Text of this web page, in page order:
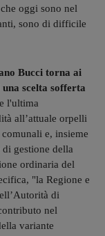
oggi sono nel
sono di difficile
Bucci torna ai
scelta sofferta
l'ultima
all’attuale orpelli
e, insieme
gestione della
ordinaria del
"la Regione e
di
nel
variante